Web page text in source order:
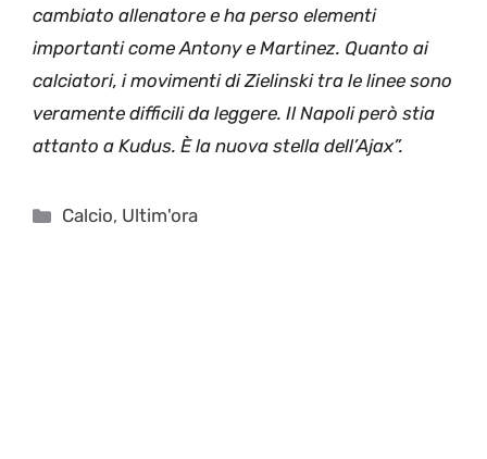
cambiato allenatore e ha perso elementi
importanti come Antony e Martinez. Quanto ai
calciatori, i movimenti di Zielinski tra le linee sono
veramente difficili da leggere. Il Napoli però stia
attanto a Kudus. È la nuova stella dell’Ajax”.
Categorie
Calcio, Ultim'ora